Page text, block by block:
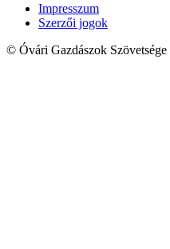
Impresszum
Szerzői jogok
© Óvári Gazdászok Szövetsége